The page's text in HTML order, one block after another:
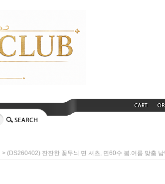
> (DS260402) 잔잔한 꽃무늬 면 셔츠, 면60수 봄.여름 맞춤